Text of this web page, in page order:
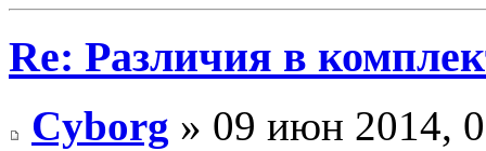
Re: Различия в
Cyborg » 09 июн 2014,